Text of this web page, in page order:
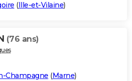
(Ille-et-Vilaine)
(76 ans)
Champagne (Marne)